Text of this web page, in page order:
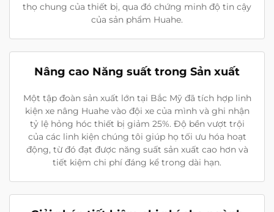
thọ chung của thiết bị, qua đó chứng minh độ tin cậy
của sản phẩm Huahe.
Nâng cao Năng suất trong Sản xuất
Một tập đoàn sản xuất lớn tại Bắc Mỹ đã tích hợp linh
kiện xe nâng Huahe vào đội xe của mình và ghi nhận
tỷ lệ hỏng hóc thiết bị giảm 25%. Độ bền vượt trội
của các linh kiện chúng tôi giúp họ tối ưu hóa hoạt
động, từ đó đạt được năng suất sản xuất cao hơn và
tiết kiệm chi phí đáng kể trong dài hạn.